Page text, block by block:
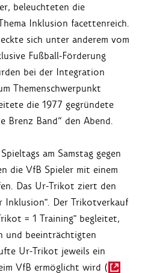
beleuchteten die
Inklusion facettenreich.
sich unter anderem vom
Fußball-Förderung
bei der Integration
Themenschwerpunkt
die 1977 gegründete
Brenz Band“ den Abend.
am Samstag gegen
die VfB Spieler mit einem
Das Ur-Trikot ziert den
Inklusion". Der Trikotverkauf
= 1 Training" begleitet,
und beeinträchtigten
Ur-Trikot jeweils ein
VfB ermöglicht wird (